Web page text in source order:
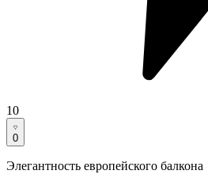
10
0
Элегантность европейского балкона